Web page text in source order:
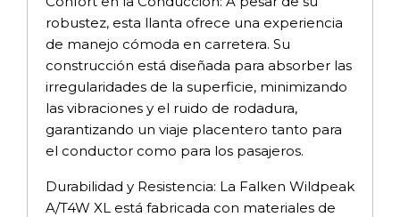
robustez, esta llanta ofrece una experiencia
de manejo cómoda en carretera. Su
construcción está diseñada para absorber las
irregularidades de la superficie, minimizando
las vibraciones y el ruido de rodadura,
garantizando un viaje placentero tanto para
el conductor como para los pasajeros.
Durabilidad y Resistencia: La Falken Wildpeak
A/T4W XL está fabricada con materiales de